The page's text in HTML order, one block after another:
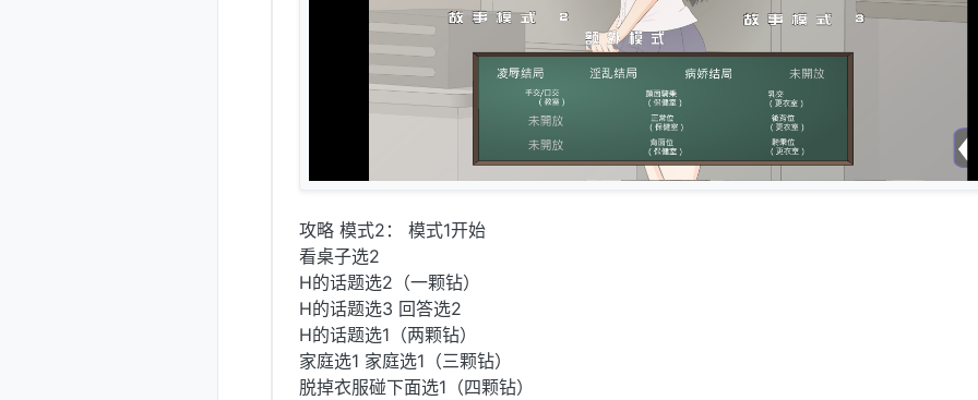
攻略 模式2： 模式1开始
看桌子选2
H的话题选2（一颗钻）
H的话题选3 回答选2
H的话题选1（两颗钻）
家庭选1 家庭选1（三颗钻）
脱掉衣服碰下面选1（四颗钻）